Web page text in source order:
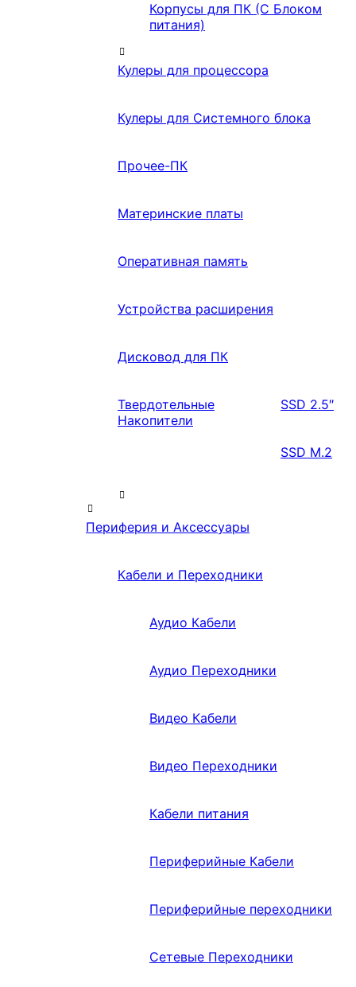
Корпусы для ПК (С Блоком
питания)
Кулеры для процессора
Кулеры для Системного блока
Прочее-ПК
Материнские платы
Оперативная память
Устройства расширения
Дисковод для ПК
Твердотельные
Накопители
SSD 2.5″
SSD M.2
Периферия и Аксессуары
Кабели и Переходники
Аудио Кабели
Аудио Переходники
Видео Кабели
Видео Переходники
Кабели питания
Периферийные Кабели
Периферийные переходники
Сетевые Переходники